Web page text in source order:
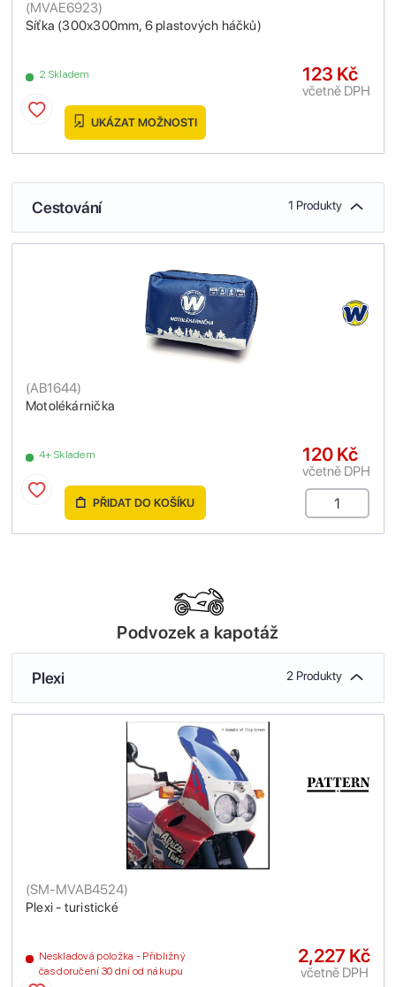
Síťka (300x300mm, 6 plastových háčků)
(MVAE6923)
2 Skladem 123 Kč
včetně DPH
UKÁZAT MOŽNOSTI
Cestování 1 Produkty
Motolékárnička
(AB1644)
4+ Skladem 120 Kč
včetně DPH
PŘIDAT DO KOŠÍKU
Podvozek a kapotáž
Plexi 2 Produkty
Plexi - turistické
(SM-MVAB4524)
Neskladová položka - Přibližný
čas doručení 30 dní od nákupu
2,227 Kč
včetně DPH